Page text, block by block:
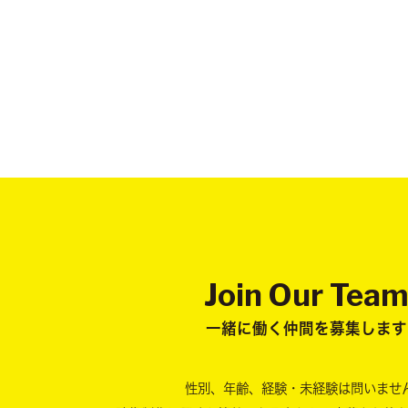
Join Our Team
一緒に働く仲間を募集します
性別、年齢、経験・未経験は問いませ